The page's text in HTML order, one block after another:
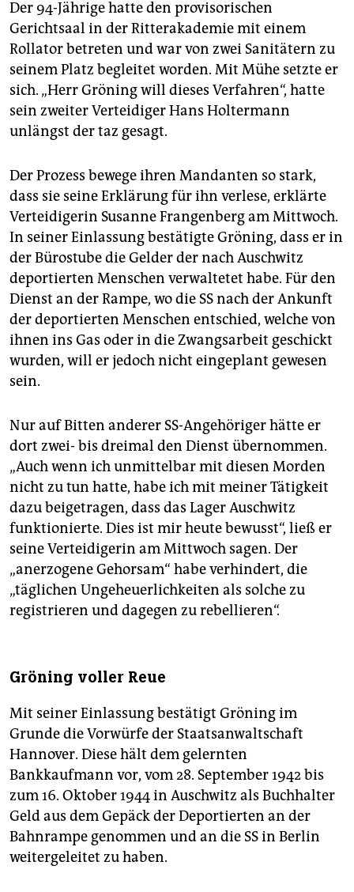
Der 94-Jährige hatte den provisorischen
Gerichtsaal in der Ritterakademie mit einem
Rollator betreten und war von zwei Sanitätern zu
seinem Platz begleitet worden. Mit Mühe setzte er
sich. „Herr Gröning will dieses Verfahren“, hatte
sein zweiter Verteidiger Hans Holtermann
unlängst der taz gesagt.
Der Prozess bewege ihren Mandanten so stark,
dass sie seine Erklärung für ihn verlese, erklärte
Verteidigerin Susanne Frangenberg am Mittwoch.
In seiner Einlassung bestätigte Gröning, dass er in
der Bürostube die Gelder der nach Auschwitz
deportierten Menschen verwaltetet habe. Für den
Dienst an der Rampe, wo die SS nach der Ankunft
der deportierten Menschen entschied, welche von
ihnen ins Gas oder in die Zwangsarbeit geschickt
wurden, will er jedoch nicht eingeplant gewesen
sein.
Nur auf Bitten anderer SS-Angehöriger hätte er
dort zwei- bis dreimal den Dienst übernommen.
„Auch wenn ich unmittelbar mit diesen Morden
nicht zu tun hatte, habe ich mit meiner Tätigkeit
dazu beigetragen, dass das Lager Auschwitz
funktionierte. Dies ist mir heute bewusst“, ließ er
seine Verteidigerin am Mittwoch sagen. Der
„anerzogene Gehorsam“ habe verhindert, die
„täglichen Ungeheuerlichkeiten als solche zu
registrieren und dagegen zu rebellieren“.
Gröning voller Reue
Mit seiner Einlassung bestätigt Gröning im
Grunde die Vorwürfe der Staatsanwaltschaft
Hannover. Diese hält dem gelernten
Bankkaufmann vor, vom 28. September 1942 bis
zum 16. Oktober 1944 in Auschwitz als Buchhalter
Geld aus dem Gepäck der Deportierten an der
Bahnrampe genommen und an die SS in Berlin
weitergeleitet zu haben.